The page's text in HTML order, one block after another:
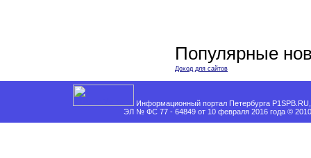
Популярные
Доход для сайтов
Информационный портал Петербурга
ЭЛ № ФС 77 - 64849 от 10 февраля 2016 года ©